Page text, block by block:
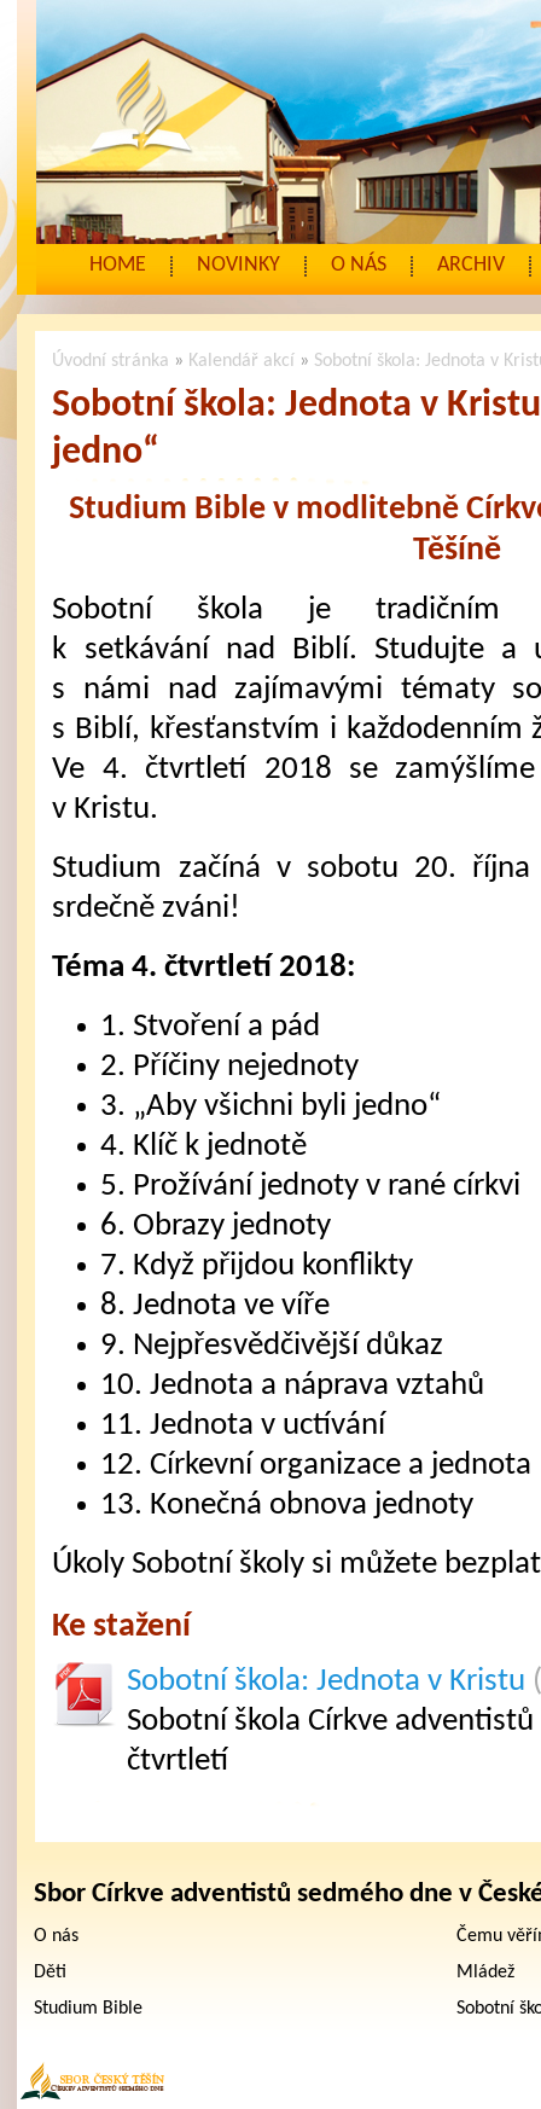
HOME NOVINKY O NÁS ARCHIV
Úvodní stránka » Kalendář akcí » Sobotní škola: Jednota v
Sobotní škola: Jednota v
jedno“
Studium Bible v modlitebně
Těšíně
Sobotní škola je tradičním
k setkávání nad Biblí. Studujte a
s námi nad zajímavými tématy
s Biblí, křesťanstvím i každodenním
Ve 4. čtvrtletí 2018 se
v Kristu.
Studium začíná v sobotu 20.
srdečně zváni!
Téma 4. čtvrtletí 2018:
1. Stvoření a pád
2. Příčiny nejednoty
3. „Aby všichni byli jedno“
4. Klíč k jednotě
5. Prožívání jednoty v rané církvi
6. Obrazy jednoty
7. Když přijdou konflikty
8. Jednota ve víře
9. Nejpřesvědčivější důkaz
10. Jednota a náprava vztahů
11. Jednota v uctívání
12. Církevní organizace a jednota
13. Konečná obnova jednoty
Úkoly Sobotní školy si můžete
Ke stažení
Sobotní škola: Jednota v Kristu
Sobotní škola Církve
čtvrtletí
Sbor Církve adventistů sedmého dne v
O nás
Čemu
Děti
Mládež
Studium Bible
Sobotní